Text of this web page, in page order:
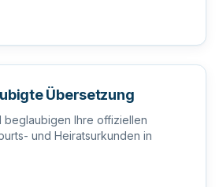
Übersetzung
beglaubigen Ihre offiziellen
und Heiratsurkunden in